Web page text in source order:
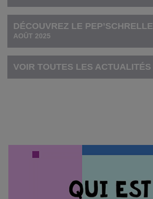
DÉCOUVREZ LE PEP’SCHRELLE
AOÛT 2025
VOIR TOUTES LES ACTUALITÉS